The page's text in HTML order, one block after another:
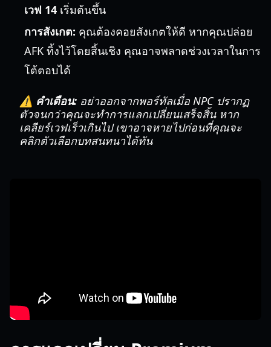
เวฟ 14 เริ่มต้นขึ้น
การสังเกต: คุณต้องคอยสังเกตให้ดี หากคุณปล่อย
AFK ทิ้งไว้โดยสิ้นเชิง คุณอาจพลาดช่วงเวลาในการ
โต้ตอบได้
⚠️ คำเตือน: อย่าออกจากพอร์ทัลเมื่อ NPC ปรากฏ
ตัวจนกว่าคุณจะทำการแลกเปลี่ยนเสร็จสิ้น หาก
เคลียร์เวฟเร็วเกินไป เขาอาจหายไปก่อนที่คุณจะ
คลิกตัวเลือกบทสนทนาได้ทัน